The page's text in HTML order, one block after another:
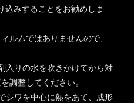
込みすることをお勧めしま
ルムではありませんので、
入りの水を吹きかけてから対
調整してください。
シワを中心に熱をあて、成形